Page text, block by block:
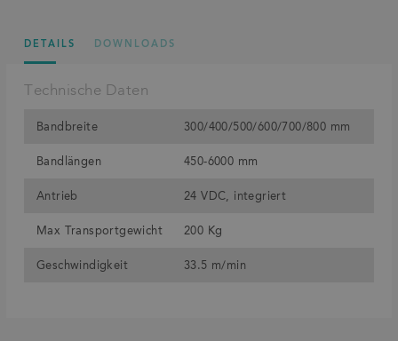
DETAILS DOWNLOADS
Technische Daten
Bandbreite 300/400/500/600/700/800 mm
Bandlängen 450-6000 mm
Antrieb 24 VDC, integriert
Max Transportgewicht 200 Kg
Geschwindigkeit 33.5 m/min